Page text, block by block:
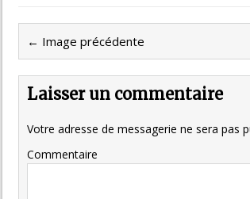
← Image précédente
Laisser un commentaire
Votre adresse de messagerie ne sera pas
Commentaire